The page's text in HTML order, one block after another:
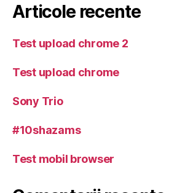
Articole recente
Test upload chrome 2
Test upload chrome
Sony Trio
#10shazams
Test mobil browser